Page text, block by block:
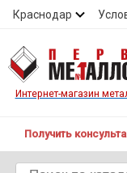
Краснодар
Контакты
Контакты
Интернет-магазин
Получить